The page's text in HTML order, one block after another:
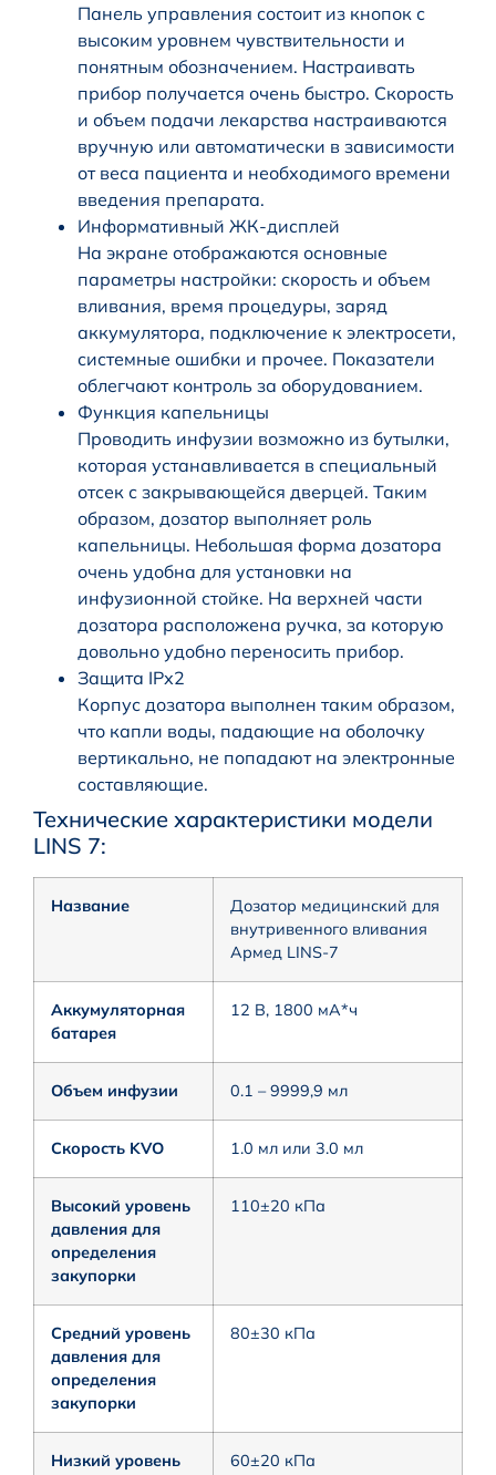
Панель управления состоит из кнопок с
высоким уровнем чувствительности и
понятным обозначением. Настраивать
прибор получается очень быстро. Скорость
и объем подачи лекарства настраиваются
вручную или автоматически в зависимости
от веса пациента и необходимого времени
введения препарата.
Информативный ЖК-дисплей
На экране отображаются основные
параметры настройки: скорость и объем
вливания, время процедуры, заряд
аккумулятора, подключение к электросети,
системные ошибки и прочее. Показатели
облегчают контроль за оборудованием.
Функция капельницы
Проводить инфузии возможно из бутылки,
которая устанавливается в специальный
отсек с закрывающейся дверцей. Таким
образом, дозатор выполняет роль
капельницы. Небольшая форма дозатора
очень удобна для установки на
инфузионной стойке. На верхней части
дозатора расположена ручка, за которую
довольно удобно переносить прибор.
Защита IPх2
Корпус дозатора выполнен таким образом,
что капли воды, падающие на оболочку
вертикально, не попадают на электронные
составляющие.
Технические характеристики модели
LINS 7:
Название
Дозатор медицинский для
внутривенного вливания
Армед LINS-7
Аккумуляторная
батарея
12 В, 1800 мА*ч
Объем инфузии 0.1 – 9999,9 мл
Скорость KVO 1.0 мл или 3.0 мл
Высокий уровень
давления для
определения
закупорки
110±20 кПа
Средний уровень
давления для
определения
закупорки
80±30 кПа
Низкий уровень
60±20 кПа